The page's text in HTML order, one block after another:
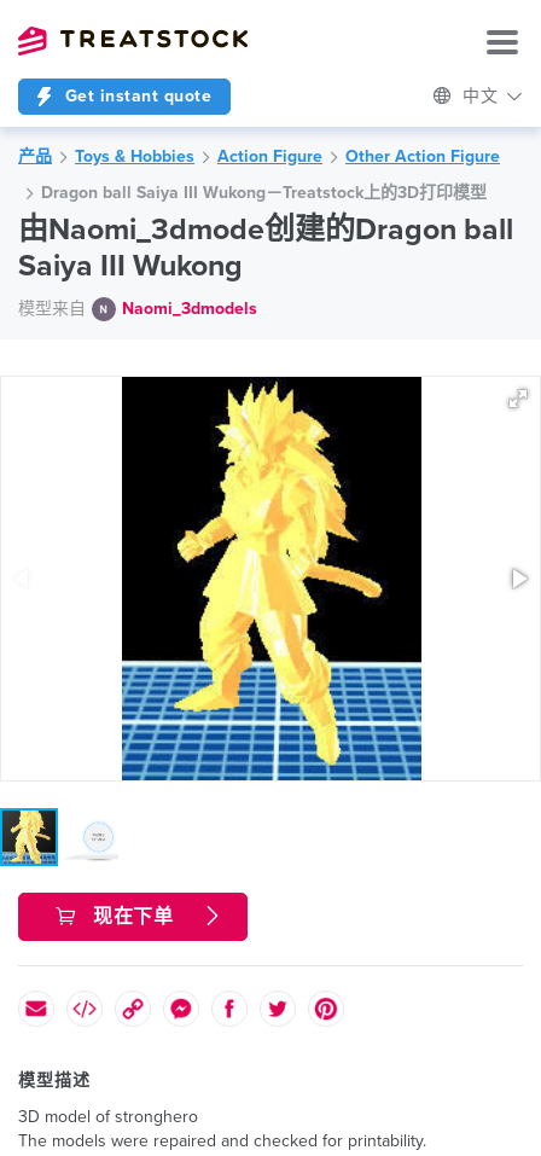
Get instant quote 中文
产品 Toys & Hobbies Action Figure
Other Action Figure
Dragon ball Saiya III Wukong－Treatstock上的3D打印模型
由Naomi_3dmode创建的Dragon ball
Saiya III Wukong
模型来自 Naomi_3dmodels
现在下单
模型描述
3D model of stronghero
The models were repaired and checked for printability.